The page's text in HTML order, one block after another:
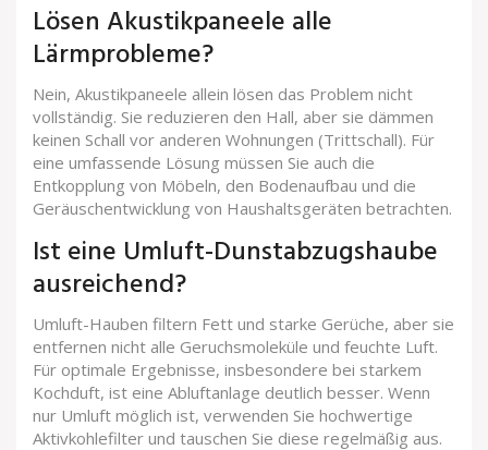
Lösen Akustikpaneele alle
Lärmprobleme?
Nein, Akustikpaneele allein lösen das Problem nicht
vollständig. Sie reduzieren den Hall, aber sie dämmen
keinen Schall vor anderen Wohnungen (Trittschall). Für
eine umfassende Lösung müssen Sie auch die
Entkopplung von Möbeln, den Bodenaufbau und die
Geräuschentwicklung von Haushaltsgeräten betrachten.
Ist eine Umluft-Dunstabzugshaube
ausreichend?
Umluft-Hauben filtern Fett und starke Gerüche, aber sie
entfernen nicht alle Geruchsmoleküle und feuchte Luft.
Für optimale Ergebnisse, insbesondere bei starkem
Kochduft, ist eine Abluftanlage deutlich besser. Wenn
nur Umluft möglich ist, verwenden Sie hochwertige
Aktivkohlefilter und tauschen Sie diese regelmäßig aus.